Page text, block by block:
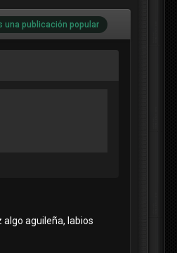
una publicación popular
aguileña, labios